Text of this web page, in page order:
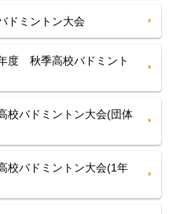
ドミントン大会
度 秋季高校バドミント
バドミントン大会(団体
バドミントン大会(1年